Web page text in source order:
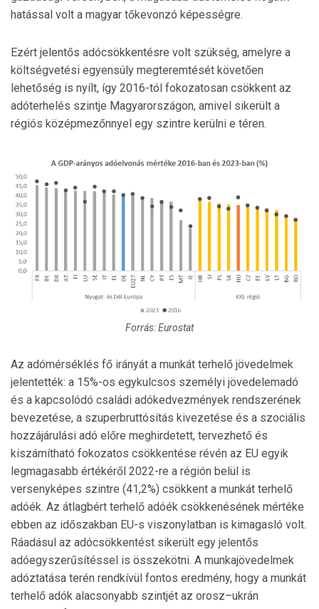
hatással volt a magyar tőkevonzó képességre.
Ezért jelentős adócsökkentésre volt szükség, amelyre a
költségvetési egyensúly megteremtését követően
lehetőség is nyílt, így 2016-tól fokozatosan csökkent az
adóterhelés szintje Magyarországon, amivel sikerült a
régiós középmezőnnyel egy szintre kerülni e téren.
Forrás: Eurostat
Az adómérséklés fő irányát a munkát terhelő jövedelmek
jelentették: a 15%-os egykulcsos személyi jövedelemadó
és a kapcsolódó családi adókedvezmények rendszerének
bevezetése, a szuperbruttósítás kivezetése és a szociális
hozzájárulási adó előre meghirdetett, tervezhető és
kiszámítható fokozatos csökkentése révén az EU egyik
legmagasabb értékéről 2022-re a régión belül is
versenyképes szintre (41,2%) csökkent a munkát terhelő
adóék. Az átlagbért terhelő adóék csökkenésének mértéke
ebben az időszakban EU-s viszonylatban is kimagasló volt.
Ráadásul az adócsökkentést sikerült egy jelentős
adóegyszerűsítéssel is összekötni. A munkajövedelmek
adóztatása terén rendkívül fontos eredmény, hogy a munkát
terhelő adók alacsonyabb szintjét az orosz–ukrán